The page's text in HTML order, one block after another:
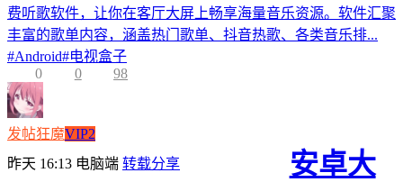
费听歌软件，让你在客厅大屏上畅享海量音乐资源。软件汇聚
丰富的歌单内容，涵盖热门歌单、抖音热歌、各类音乐排...
#Android#电视盒子
0
0 98
发帖狂魔VIP2
昨天 16:13 电脑端 转载分享
安卓大